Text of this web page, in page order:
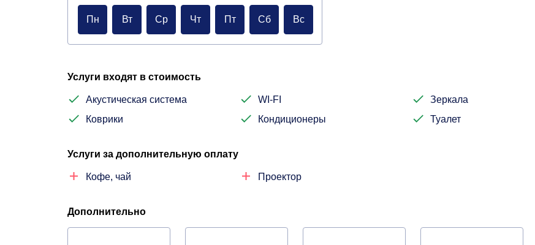
Пн Вт Ср Чт Пт Сб Вс
Услуги входят в стоимость
Акустическая система WI-FI Зеркала
Коврики
Кондиционеры Туалет
Услуги за дополнительную оплату
Кофе, чай Проектор
Дополнительно